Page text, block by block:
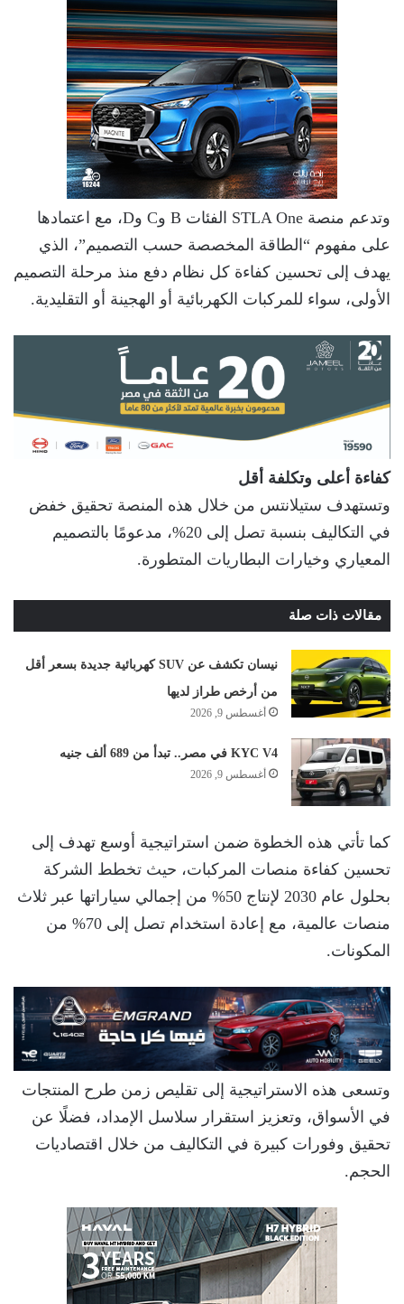
وتدعم منصة STLA One الفئات B وC وD، مع اعتمادها
على مفهوم “الطاقة المخصصة حسب التصميم”، الذي
يهدف إلى تحسين كفاءة كل نظام دفع منذ مرحلة التصميم
الأولى، سواء للمركبات الكهربائية أو الهجينة أو التقليدية.
كفاءة أعلى وتكلفة أقل
وتستهدف ستيلانتس من خلال هذه المنصة تحقيق خفض
في التكاليف بنسبة تصل إلى 20%، مدعومًا بالتصميم
المعياري وخيارات البطاريات المتطورة.
مقالات ذات صلة
نيسان تكشف عن SUV كهربائية جديدة بسعر أقل
من أرخص طراز لديها
أغسطس 9, 2026
KYC V4 في مصر.. تبدأ من 689 ألف جنيه
أغسطس 9, 2026
كما تأتي هذه الخطوة ضمن استراتيجية أوسع تهدف إلى
تحسين كفاءة منصات المركبات، حيث تخطط الشركة
بحلول عام 2030 لإنتاج 50% من إجمالي سياراتها عبر ثلاث
منصات عالمية، مع إعادة استخدام تصل إلى 70% من
المكونات.
وتسعى هذه الاستراتيجية إلى تقليص زمن طرح المنتجات
في الأسواق، وتعزيز استقرار سلاسل الإمداد، فضلًا عن
تحقيق وفورات كبيرة في التكاليف من خلال اقتصاديات
الحجم.